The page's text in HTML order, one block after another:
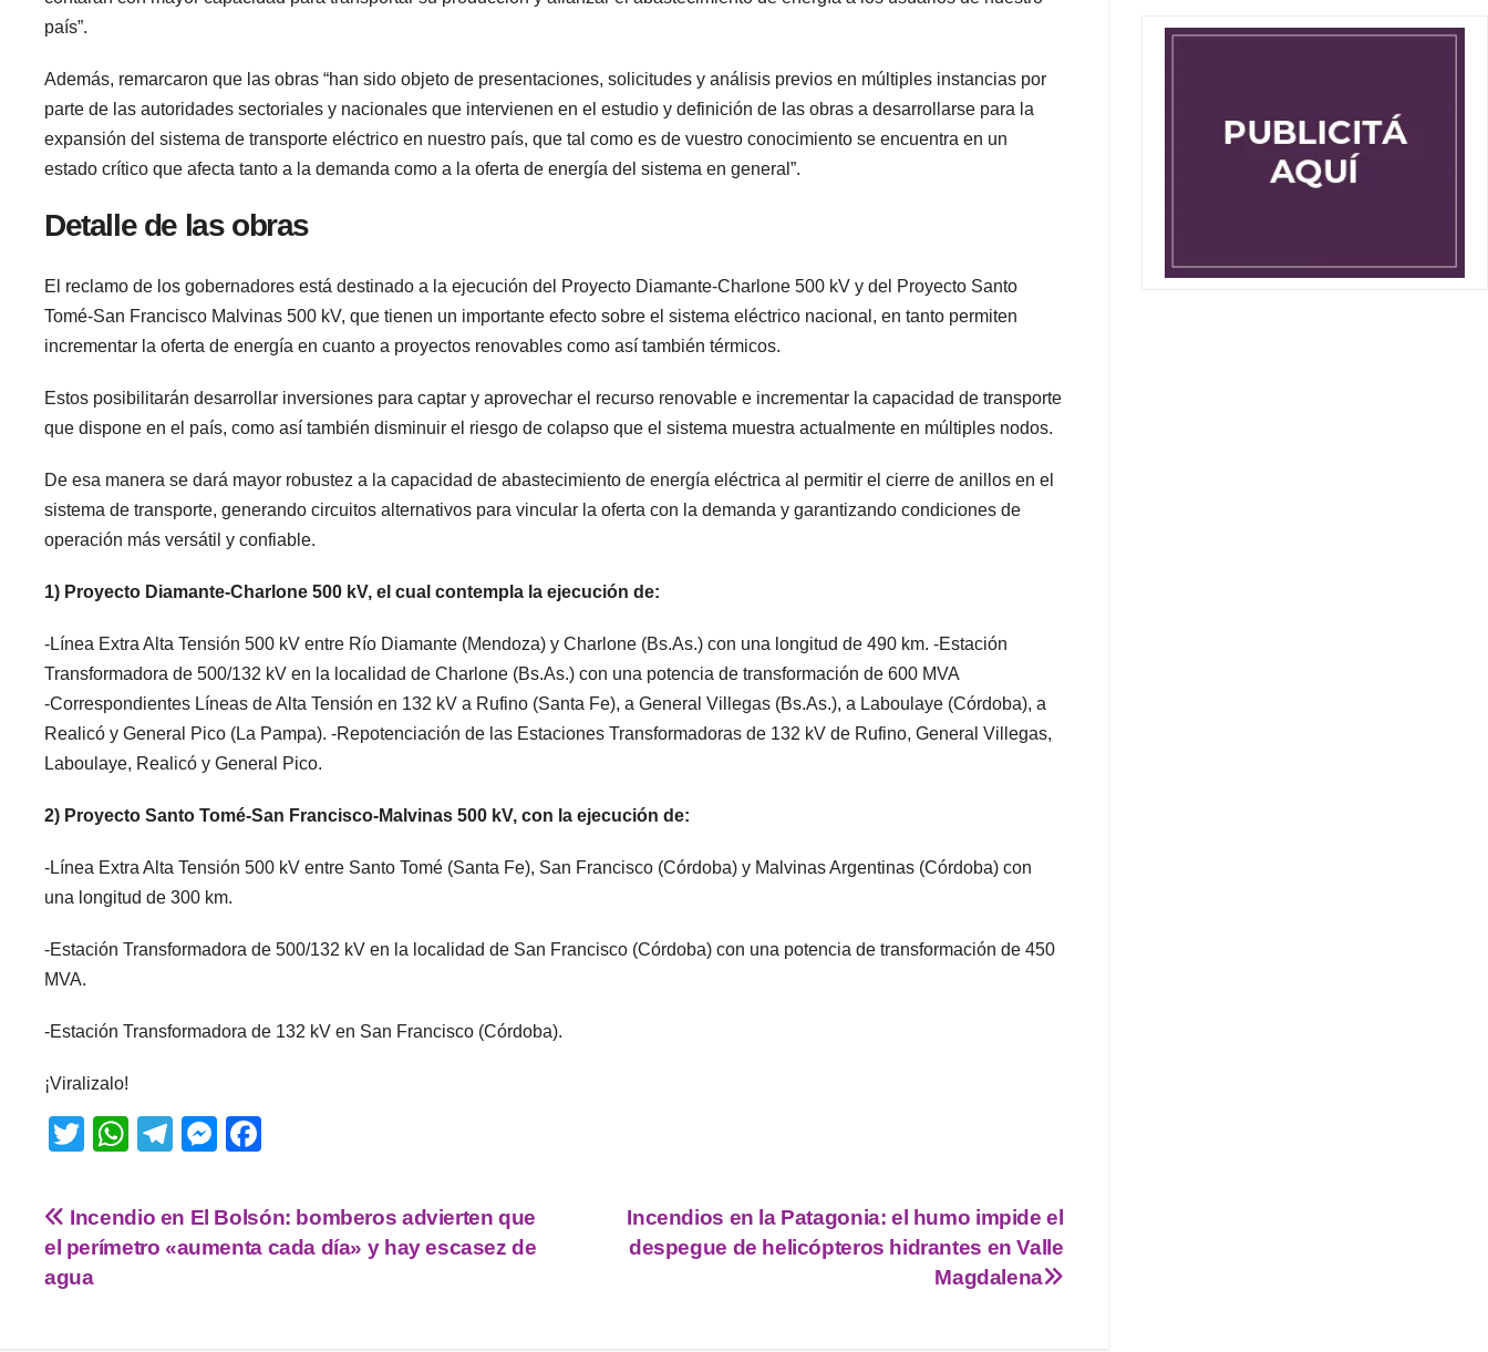
país”.
Además, remarcaron que las obras “han sido objeto de presentaciones, solicitudes y análisis previos en múltiples instancias por
parte de las autoridades sectoriales y nacionales que intervienen en el estudio y definición de las obras a desarrollarse para la
expansión del sistema de transporte eléctrico en nuestro país, que tal como es de vuestro conocimiento se encuentra en un
estado crítico que afecta tanto a la demanda como a la oferta de energía del sistema en general”.
Detalle de las obras
El reclamo de los gobernadores está destinado a la ejecución del Proyecto Diamante-Charlone 500 kV y del Proyecto Santo
Tomé-San Francisco Malvinas 500 kV, que tienen un importante efecto sobre el sistema eléctrico nacional, en tanto permiten
incrementar la oferta de energía en cuanto a proyectos renovables como así también térmicos.
Estos posibilitarán desarrollar inversiones para captar y aprovechar el recurso renovable e incrementar la capacidad de transporte
que dispone en el país, como así también disminuir el riesgo de colapso que el sistema muestra actualmente en múltiples nodos.
De esa manera se dará mayor robustez a la capacidad de abastecimiento de energía eléctrica al permitir el cierre de anillos en el
sistema de transporte, generando circuitos alternativos para vincular la oferta con la demanda y garantizando condiciones de
operación más versátil y confiable.
1) Proyecto Diamante-Charlone 500 kV, el cual contempla la ejecución de:
-Línea Extra Alta Tensión 500 kV entre Río Diamante (Mendoza) y Charlone (Bs.As.) con una longitud de 490 km. -Estación
Transformadora de 500/132 kV en la localidad de Charlone (Bs.As.) con una potencia de transformación de 600 MVA
-Correspondientes Líneas de Alta Tensión en 132 kV a Rufino (Santa Fe), a General Villegas (Bs.As.), a Laboulaye (Córdoba), a
Realicó y General Pico (La Pampa). -Repotenciación de las Estaciones Transformadoras de 132 kV de Rufino, General Villegas,
Laboulaye, Realicó y General Pico.
2) Proyecto Santo Tomé-San Francisco-Malvinas 500 kV, con la ejecución de:
-Línea Extra Alta Tensión 500 kV entre Santo Tomé (Santa Fe), San Francisco (Córdoba) y Malvinas Argentinas (Córdoba) con
una longitud de 300 km.
-Estación Transformadora de 500/132 kV en la localidad de San Francisco (Córdoba) con una potencia de transformación de 450
MVA.
-Estación Transformadora de 132 kV en San Francisco (Córdoba).
¡Viralizalo!
T
tt
er
W
at
s
T
e
gr
M
ss
e
c
e
Incendios en la Patagonia: el humo impide el
despegue de helicópteros hidrantes en Valle
Magdalena
Incendio en El Bolsón: bomberos advierten que
el perímetro «aumenta cada día» y hay escasez de
agua